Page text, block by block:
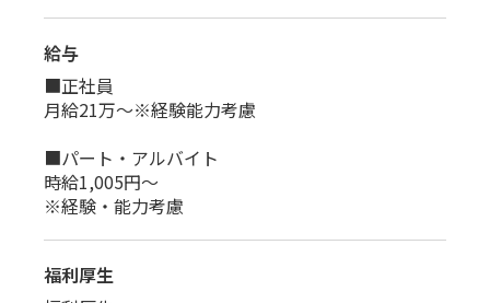
給与
■正社員
月給21万～※経験能力考慮
■パート・アルバイト
時給1,005円～
※経験・能力考慮
福利厚生